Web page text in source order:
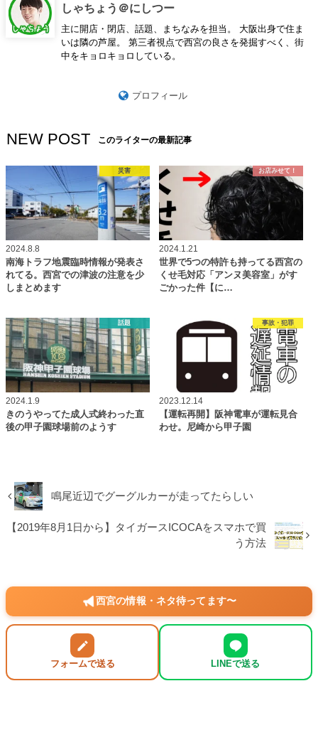
しゃちょう＠にしつー
主に開店・閉店、話題、まちなみを担当。 大阪出身で住ま
いは隣の芦屋。 第三者視点で西宮の良さを発掘すべく、街
中をキョロキョロしている。
プロフィール
NEW POST このライターの最新記事
災害
2024.8.8
南海トラフ地震臨時情報が発表さ
れてる。西宮での津波の注意を少
しまとめます
お店みせて！
2024.1.21
世界で5つの特許も持ってる西宮の
くせ毛対応「アンヌ美容室」がす
ごかった件【に…
話題
2024.1.9
きのうやってた成人式終わった直
後の甲子園球場前のようす
事故・犯罪
2023.12.14
【運転再開】阪神電車が運転見合
わせ。尼崎から甲子園
鳴尾近辺でグーグルカーが走ってたらしい
【2019年8月1日から】タイガースICOCAをスマホで買
う方法
西宮の情報・ネタ待ってます〜
フォームで送る LINEで送る